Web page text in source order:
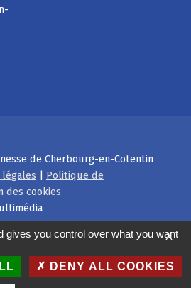
de Cherbourg-en-Cotentin
légales | Politique de
des cookies
X
gives you control over what you want
DENY ALL COOKIES